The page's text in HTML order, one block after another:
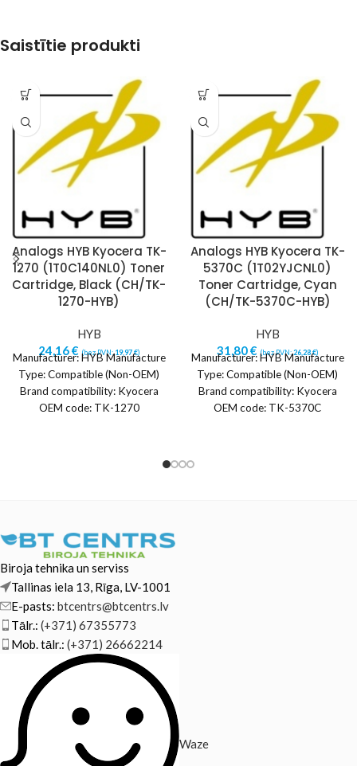
Saistītie produkti
Analogs HYB Kyocera TK-
1270 (1T0C140NL0) Toner
Cartridge, Black (CH/TK-
1270-HYB)
HYB
24,16€ (bez PVN:19,97€)
Manufacturer: HYB Manufacture
Type: Compatible (Non-OEM)
Brand compatibility: Kyocera
OEM code: TK-1270
Analogs HYB Kyocera TK-
5370C (1T02YJCNL0)
Toner Cartridge, Cyan
(CH/TK-5370C-HYB)
HYB
31,80€ (bez PVN:26,28€)
Manufacturer: HYB Manufacture
Type: Compatible (Non-OEM)
Brand compatibility: Kyocera
OEM code: TK-5370C
Biroja tehnika un serviss
Tallinas iela 13, Rīga, LV-1001
E-pasts: btcentrs@btcentrs.lv
Tālr.: (+371) 67355773
Mob. tālr.: (+371) 26662214
Waze